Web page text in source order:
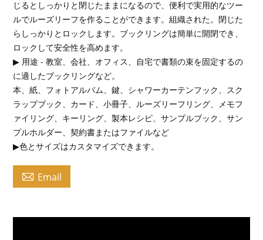
じるとしっかりと閉じたままになるので、便利で実用的なツー
ルでルーズリーフを作ることができます。組織された。閉じた
らしっかりとロックします。ブックリングは簡単に開閉でき、
ロックして安全性を高めます。
▶ 用途 - 教室、会社、オフィス、自宅で書類の束を固定するの
に適したブックリングなど。
本、紙、フォトアルバム、鍵、シャワーカーテンフック、スク
ラップブック、カード、小冊子、ルーズリーフリング、メモフ
ァイリング、キーリング、製本レシピ、サンプルブック、サン
プルホルダー、契約書またはファイルなど
▶色とサイズはカスタマイズできます。
 Email